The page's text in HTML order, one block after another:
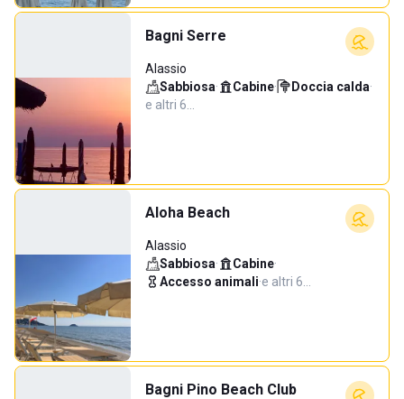
Bagni Serre
Alassio
Sabbiosa· Cabine· Doccia calda·
e altri 6…
Aloha Beach
Alassio
Sabbiosa· Cabine·
Accesso animali·e altri 6…
Bagni Pino Beach Club